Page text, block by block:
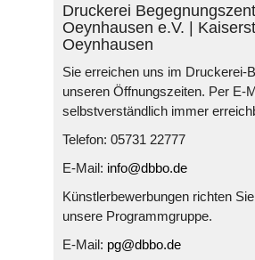
Druckerei
Oeynhausen e.V. |
Oeynhausen
Sie erreichen uns im Druckerei-
unseren Öffnungszeiten. Per E-
selbstverständlich immer
Telefon: 05731 22777
E-Mail: info@dbbo.de
Künstlerbewerbungen richten
unsere Programmgruppe.
E-Mail: pg@dbbo.de